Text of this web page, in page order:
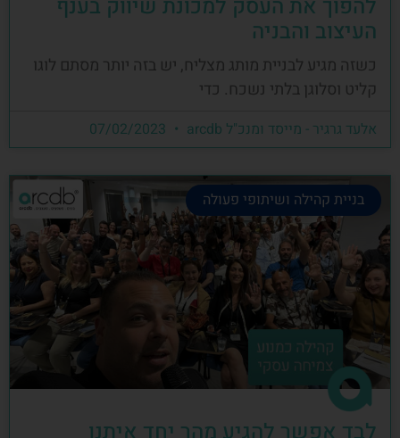
להפוך את העסק למכונת שיווק בענף
העיצוב והבניה
כשזה מגיע לבניית מותג מצליח, יש בזה יותר מסתם לוגו
קליט וסלוגן בלתי נשכח. כדי
אלעד גרגיר - מייסד ומנכ"ל arcdb
בניית קהילה ושיתופי פעולה